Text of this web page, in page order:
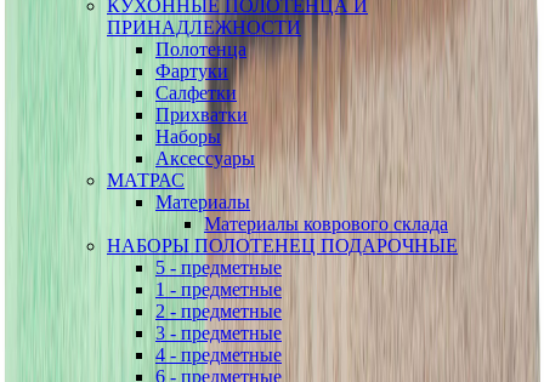
КУХОННЫЕ ПОЛОТЕНЦА И
ПРИНАДЛЕЖНОСТИ
Полотенца
Фартуки
Салфетки
Прихватки
Наборы
Аксессуары
МАТРАС
Материалы
Материалы коврового склада
НАБОРЫ ПОЛОТЕНЕЦ ПОДАРОЧНЫЕ
5 - предметные
1 - предметные
2 - предметные
3 - предметные
4 - предметные
6 - предметные